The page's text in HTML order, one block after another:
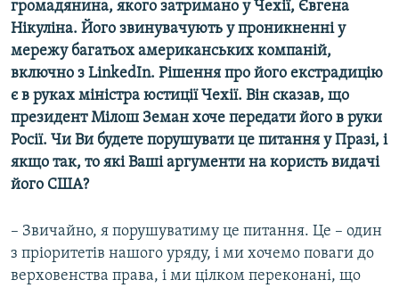
громадянина, якого затримано у Чехії, Євгена
Нікуліна. Його звинувачують у проникненні у
мережу багатьох американських компаній,
включно з LinkedIn. Рішення про його екстрадицію
є в руках міністра юстиції Чехії. Він сказав, що
президент Мілош Земан хоче передати його в руки
Росії. Чи Ви будете порушувати це питання у Празі, і
якщо так, то які Ваші аргументи на користь видачі
його США?
– Звичайно, я порушуватиму це питання. Це – один
з пріоритетів нашого уряду, і ми хочемо поваги до
верховенства права, і ми цілком переконані, що